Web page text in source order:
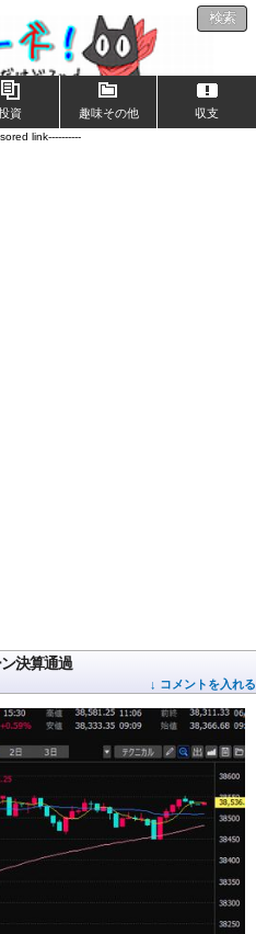
検索
資 趣味その他 収支
link----------
決算通過
↓ コメントを入れる